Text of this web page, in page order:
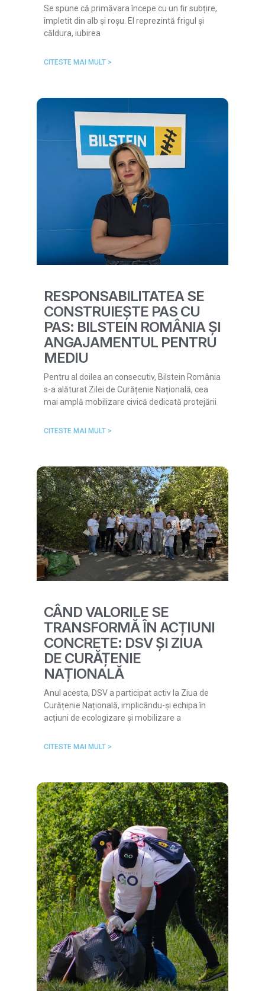
Se spune că primăvara începe cu un fir subțire,
împletit din alb și roșu. El reprezintă frigul și
căldura, iubirea
CITESTE MAI MULT >
RESPONSABILITATEA SE
CONSTRUIEȘTE PAS CU
PAS: BILSTEIN ROMÂNIA ȘI
ANGAJAMENTUL PENTRU
MEDIU
Pentru al doilea an consecutiv, Bilstein România
s-a alăturat Zilei de Curățenie Națională, cea
mai amplă mobilizare civică dedicată protejării
CITESTE MAI MULT >
CÂND VALORILE SE
TRANSFORMĂ ÎN ACȚIUNI
CONCRETE: DSV ȘI ZIUA
DE CURĂȚENIE
NAȚIONALĂ
Anul acesta, DSV a participat activ la Ziua de
Curățenie Națională, implicându-și echipa în
acțiuni de ecologizare și mobilizare a
CITESTE MAI MULT >